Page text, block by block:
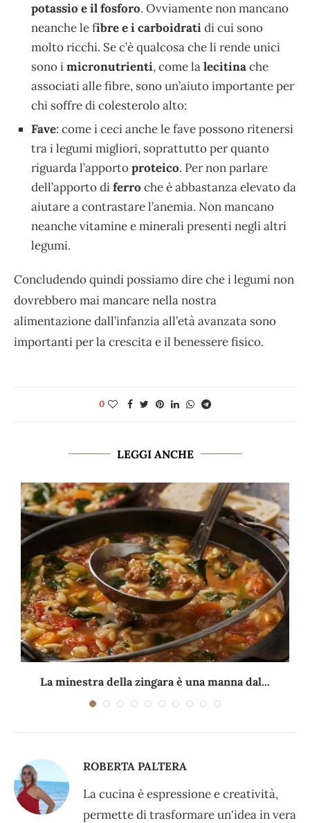
potassio e il fosforo. Ovviamente non mancano
neanche le fibre e i carboidratidi cui sono
molto ricchi. Se c’è qualcosa che li rende unici
sono imicronutrienti, come lalecitinache
associati alle fibre, sono un’aiuto importante per
chi soffre di colesterolo alto:
Fave: come i ceci anche le fave possono ritenersi
tra i legumi migliori, soprattutto per quanto
riguarda l’apportoproteico. Per non parlare
dell’apporto diferro che è abbastanza elevato da
aiutare a contrastare l’anemia. Non mancano
neanche vitamine e minerali presenti negli altri
legumi.
Concludendo quindi possiamo dire che i legumi non
dovrebbero mai mancare nella nostra
alimentazione dall’infanzia all’età avanzata sono
importanti per la crescita e il benessere fisico.
0
LEGGI ANCHE
La minestra della zingara è una manna dal...
ROBERTA PALTERA
La cucina è espressione e creatività,
permette di trasformare un'idea in vera